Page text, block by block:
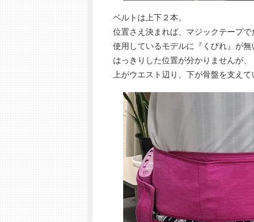
ベルトは上下２本。
位置さえ決まれば、マジックテープで
使用しているモデルに『くびれ』が無
はっきりした位置が分かりませんが、
上がウエスト辺り、下が骨盤を支え